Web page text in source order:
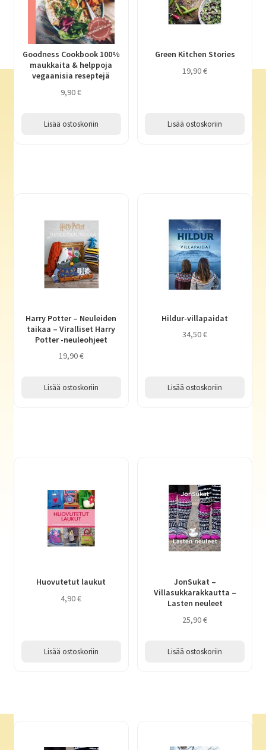
Goodness Cookbook 100%
maukkaita & helppoja
vegaanisia reseptejä
9,90€
Lisää ostoskoriin
Green Kitchen Stories
19,90€
Lisää ostoskoriin
Harry Potter – Neuleiden
taikaa – Viralliset Harry
Potter -neuleohjeet
19,90€
Lisää ostoskoriin
Hildur-villapaidat
34,50€
Lisää ostoskoriin
Huovutetut laukut
4,90€
Lisää ostoskoriin
JonSukat –
Villasukkarakkautta –
Lasten neuleet
25,90€
Lisää ostoskoriin